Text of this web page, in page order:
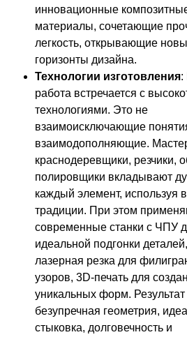
инновационные
материалы, сочетающие
легкость, открывающие
горизонты дизайна.
Технологии изготовления:
работа встречается с
технологиями. Это не
взаимоисключающие
взаимодополняющие.
краснодеревщики, резчики,
полировщики вкладывают
каждый элемент, используя
традиции. При этом
современные станки с ЧПУ
идеальной подгонки деталей,
лазерная резка для
узоров, 3D-печать для
уникальных форм. Результат
безупречная геометрия,
стыковка, долговечность и